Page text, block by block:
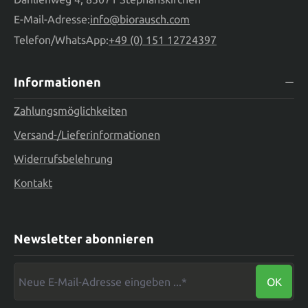
E-Mail-Adresse:info@biorausch.com
Telefon/WhatsApp:+49 (0) 151 12724397
Informationen
Zahlungsmöglichkeiten
Versand-/Lieferinformationen
Widerrufsbelehrung
Kontakt
Newsletter abonnieren
OK